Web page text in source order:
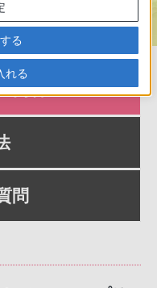
内容
問
る
れる